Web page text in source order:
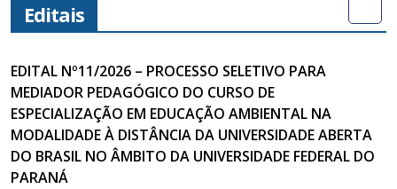
Editais
EDITAL Nº11/2026 – PROCESSO SELETIVO PARA
MEDIADOR PEDAGÓGICO DO CURSO DE
ESPECIALIZAÇÃO EM EDUCAÇÃO AMBIENTAL NA
MODALIDADE À DISTÂNCIA DA UNIVERSIDADE ABERTA
DO BRASIL NO ÂMBITO DA UNIVERSIDADE FEDERAL DO
PARANÁ